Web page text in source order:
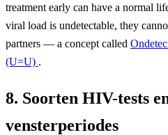
treatment early can have a normal
viral load is undetectable, they
partners — a concept called
(U=U) .
8. Soorten HIV-tests
vensterperiodes